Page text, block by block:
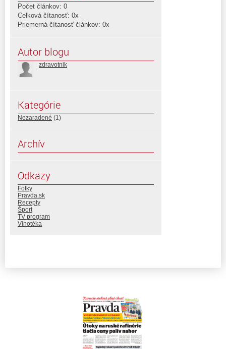
Počet článkov: 0
Celková čítanosť: 0x
Priemerná čítanosť článkov: 0x
Autor blogu
zdravotnik
Kategórie
Nezaradené (1)
Archív
Odkazy
Fotky
Pravda.sk
Recepty
Šport
TV program
Vinotéka